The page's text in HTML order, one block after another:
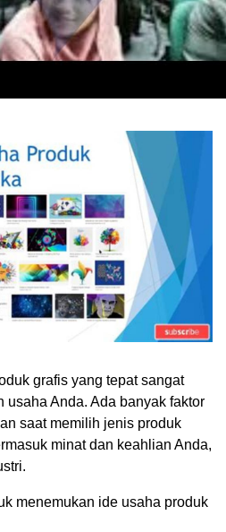
grafis yang tepat sangat
usaha Anda. Ada banyak faktor
saat memilih jenis produk
minat dan keahlian Anda,
menemukan ide usaha produk